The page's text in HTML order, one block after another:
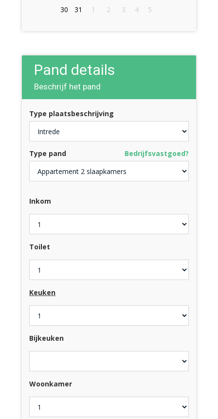
30
31 1 2 3 4 5
Pand details
Beschrijf het pand
Type plaatsbeschrijving
Type pand Bedrijfsvastgoed?
Inkom
Toilet
Keuken
Bijkeuken
Woonkamer